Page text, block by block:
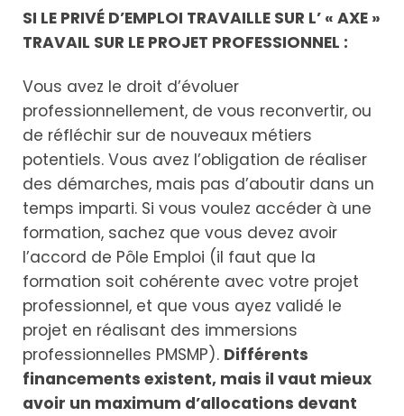
SI LE PRIVÉ D’EMPLOI TRAVAILLE SUR L’ « AXE »
TRAVAIL SUR LE PROJET PROFESSIONNEL :
Vous avez le droit d’évoluer
professionnellement, de vous reconvertir, ou
de réfléchir sur de nouveaux métiers
potentiels. Vous avez l’obligation de réaliser
des démarches, mais pas d’aboutir dans un
temps imparti. Si vous voulez accéder à une
formation, sachez que vous devez avoir
l’accord de Pôle Emploi (il faut que la
formation soit cohérente avec votre projet
professionnel, et que vous ayez validé le
projet en réalisant des immersions
professionnelles PMSMP). Différents
financements existent, mais il vaut mieux
avoir un maximum d’allocations devant